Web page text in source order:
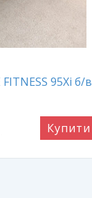
95Xi б/в
Купити